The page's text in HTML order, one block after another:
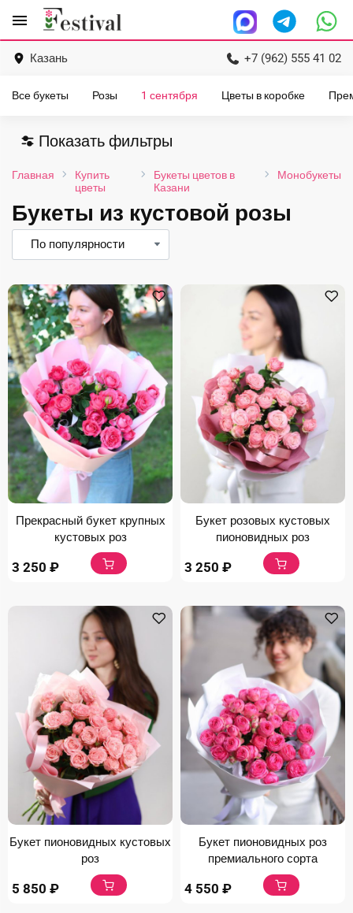
menu
Перейти
содержанию
Казань +7 (962) 555 41 02
Все букеты Розы 1 сентября Цветы в коробке
Главная
Купить
цветы
Букеты цветов в
Казани
Монобукеты
Букеты из кустовой розы
Прекрасный букет крупных
кустовых роз
3 250 ₽
Букет розовых кустовых
пионовидных роз
3 250 ₽
Букет пионовидных кустовых
роз
5 850 ₽
Букет пионовидных роз
премиального сорта
4 550 ₽
Показать фильтры